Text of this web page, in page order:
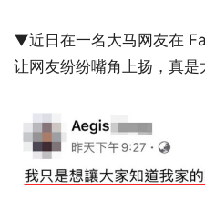
▼近日在一名大马网友在
让网友纷纷嘴角上扬，真是